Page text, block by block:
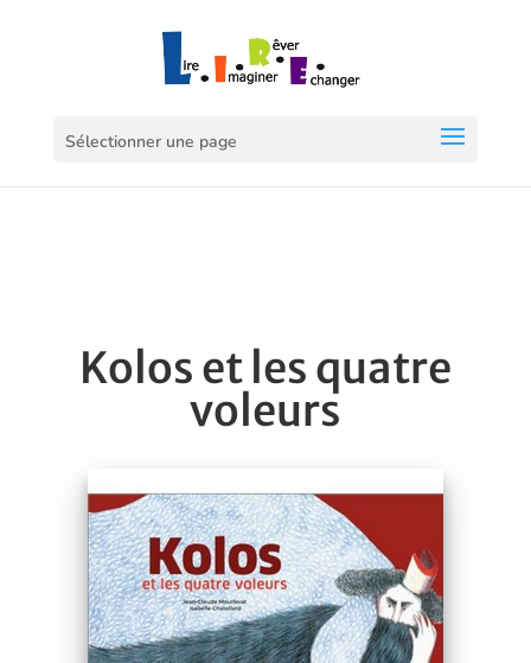
Sélectionner une page
Kolos et les quatre
voleurs